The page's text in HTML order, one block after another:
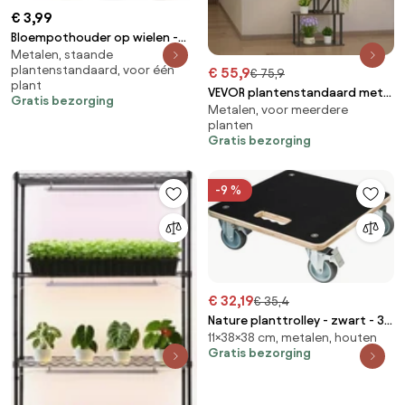
€ 3,99
Bloempothouder op wielen -
Diameter 31 cm
Metalen, staande
plantenstandaard, voor één
plant
Gratis bezorging
€ 55,9€ 75,9
VEVOR plantenstandaard met
groeilamp, metalen
bloemenstandaard met 9
niveaus, 3 timer en 10
bloemenplank voor
woonkamer- en
balkondecoratie, 62x28x160
cm
Metalen, voor meerdere
planten
Gratis bezorging
-9 %
€ 32,19€ 35,4
Nature planttrolley - zwart - 38
x 38 x H11cm
11×38×38 cm, metalen, houten
Gratis bezorging